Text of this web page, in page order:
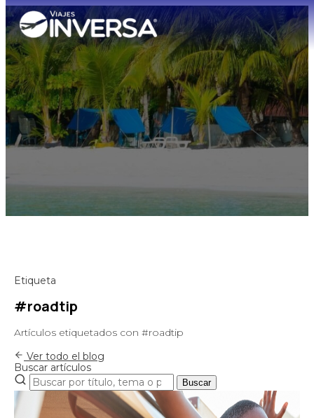
Etiqueta
#roadtip
Artículos etiquetados con #roadtip
Ver todo el blog
Buscar artículos
Buscar